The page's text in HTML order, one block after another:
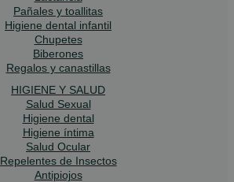
Pañales y toallitas
Higiene dental infantil
Chupetes
Biberones
Regalos y canastillas
HIGIENE Y SALUD
Salud Sexual
Higiene dental
Higiene íntima
Salud Ocular
Repelentes de Insectos
Antipiojos